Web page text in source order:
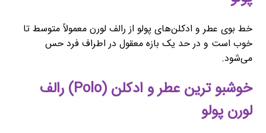
خط بوی عطر و ادکلن‌های پولو از رالف لورن معمولاً متوسط تا
خوب است و در حد یک بازه معقول در اطراف فرد حس
می‌شود.
خوشبو ترین عطر و ادکلن (Polo) رالف
لورن پولو